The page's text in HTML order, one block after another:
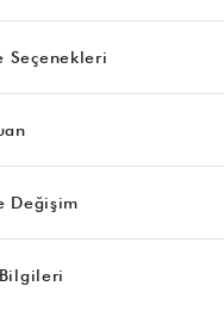
Seçenekleri
Değişim